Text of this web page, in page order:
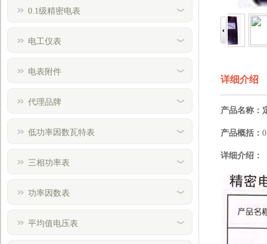
0.1级精密电表
电工仪表
电表附件
代理品牌
低功率因数瓦特表
三相功率表
功率因数表
平均值电压表
详细介绍
产品名称：
产品概括：
详细介绍：